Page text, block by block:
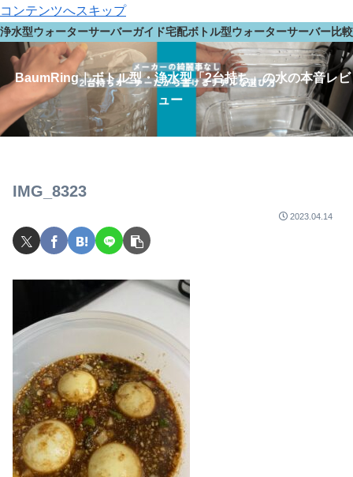
コンテンツへスキップ
BaumRing｜ボトル型・浄水型「2台持ち」の水の本音レビ
ュー
浄水型ウォーターサーバーガイド宅配ボトル型ウォーターサーバー比
IMG_8323
2023.04.14